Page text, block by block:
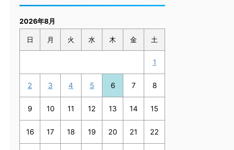
2026年8月
日 月 火 水 木 金 土
1
2 3 4 5 6 7 8
9 10 11 12 13 14 15
16 17 18 19 20 21 22